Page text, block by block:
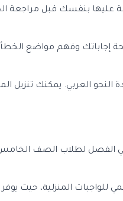
عليها بنفسك قبل مراجعة
إجاباتك وفهم مواضع الخطأ
النحو العربي. يمكنك تنزيل
في الفصل لطلاب الصف
المنزلية، حيث يوفر